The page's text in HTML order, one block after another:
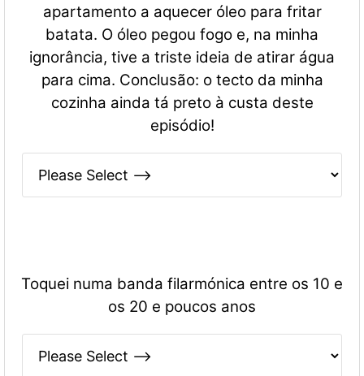
apartamento a aquecer óleo para fritar
batata. O óleo pegou fogo e, na minha
ignorância, tive a triste ideia de atirar água
para cima. Conclusão: o tecto da minha
cozinha ainda tá preto à custa deste
episódio!
Toquei numa banda filarmónica entre os 10 e
os 20 e poucos anos